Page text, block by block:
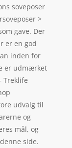
soveposer
>
gave. Der
er en god
inden for
er udmærket
Treklife
udvalg til
og
mål, og
side.